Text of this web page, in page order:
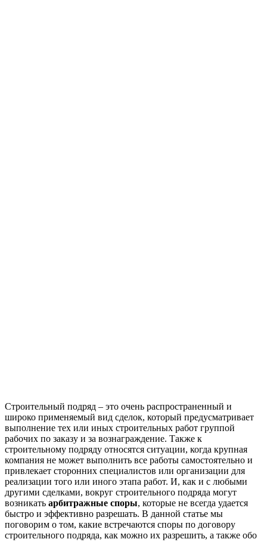
Строительный подряд – это очень распространенный и
широко применяемый вид сделок, который предусматривает
выполнение тех или иных строительных работ группой
рабочих по заказу и за вознаграждение. Также к
строительному подряду относятся ситуации, когда крупная
компания не может выполнить все работы самостоятельно и
привлекает сторонних специалистов или организации для
реализации того или иного этапа работ. И, как и с любыми
другими сделками, вокруг строительного подряда могут
возникать арбитражные споры, которые не всегда удается
быстро и эффективно разрешать. В данной статье мы
поговорим о том, какие встречаются споры по договору
строительного подряда, как можно их разрешить, а также обо